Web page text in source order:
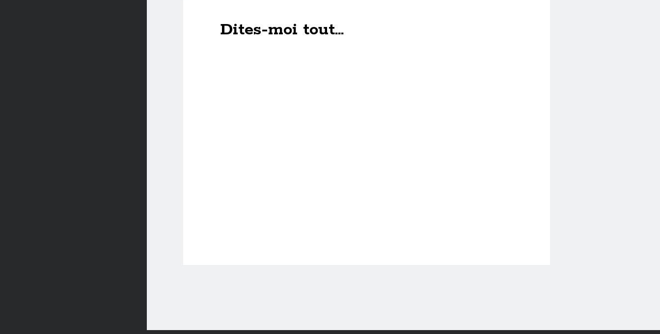
Dites-moi tout...